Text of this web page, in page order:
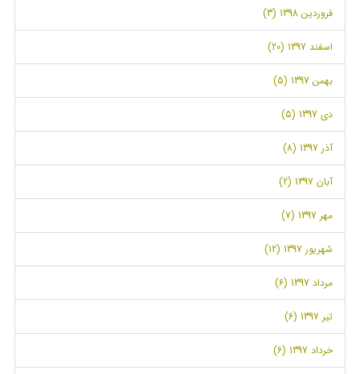
فروردین 1398 (3)
اسفند 1397 (20)
بهمن 1397 (5)
دی 1397 (5)
آذر 1397 (8)
آبان 1397 (2)
مهر 1397 (7)
شهریور 1397 (12)
مرداد 1397 (6)
تیر 1397 (6)
خرداد 1397 (6)